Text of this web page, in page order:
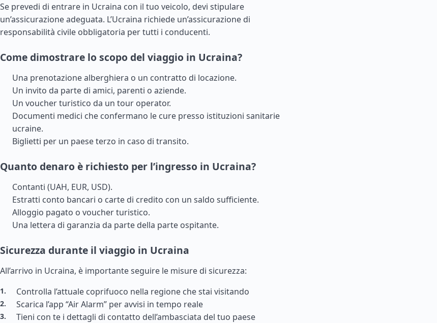
Se prevedi di entrare in Ucraina con il tuo veicolo, devi stipulare
un’assicurazione adeguata. L’Ucraina richiede un’assicurazione di
responsabilità civile obbligatoria per tutti i conducenti.
Come dimostrare lo scopo del viaggio in Ucraina?
Una prenotazione alberghiera o un contratto di locazione.
Un invito da parte di amici, parenti o aziende.
Un voucher turistico da un tour operator.
Documenti medici che confermano le cure presso istituzioni sanitarie
ucraine.
Biglietti per un paese terzo in caso di transito.
Quanto denaro è richiesto per l’ingresso in Ucraina?
Contanti (UAH, EUR, USD).
Estratti conto bancari o carte di credito con un saldo sufficiente.
Alloggio pagato o voucher turistico.
Una lettera di garanzia da parte della parte ospitante.
Sicurezza durante il viaggio in Ucraina
All’arrivo in Ucraina, è importante seguire le misure di sicurezza:
Controlla l’attuale coprifuoco nella regione che stai visitando
Scarica l’app “Air Alarm” per avvisi in tempo reale
Tieni con te i dettagli di contatto dell’ambasciata del tuo paese